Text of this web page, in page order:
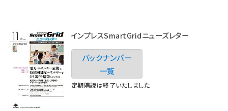
インプレスSmartGridニューズレター
バックナンバー
一覧
定期購読は終了いたしました